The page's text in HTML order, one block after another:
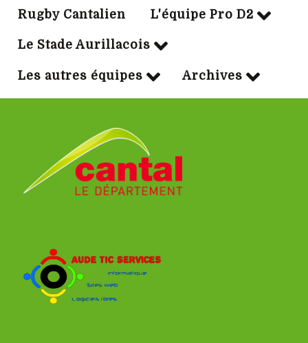
Rugby Cantalien L'équipe Pro D2
Le Stade Aurillacois
Les autres équipes Archives